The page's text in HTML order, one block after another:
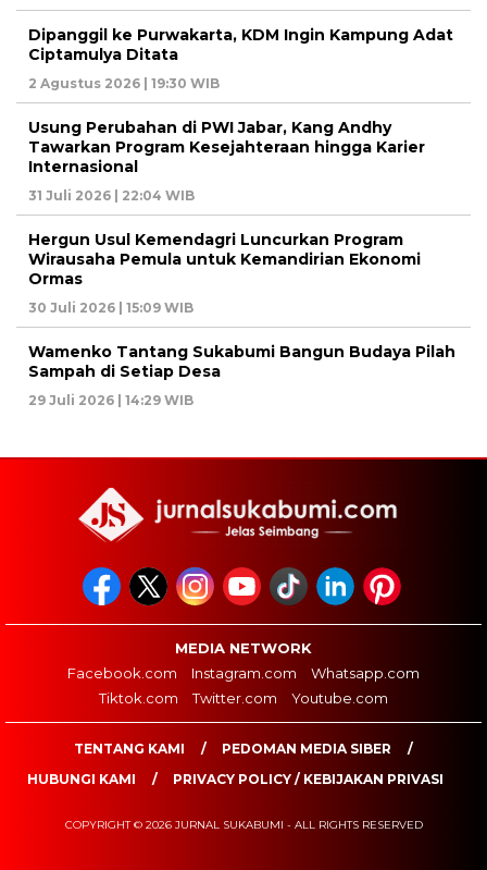
Dipanggil ke Purwakarta, KDM Ingin Kampung Adat
Ciptamulya Ditata
2 Agustus 2026 | 19:30 WIB
Usung Perubahan di PWI Jabar, Kang Andhy
Tawarkan Program Kesejahteraan hingga Karier
Internasional
31 Juli 2026 | 22:04 WIB
Hergun Usul Kemendagri Luncurkan Program
Wirausaha Pemula untuk Kemandirian Ekonomi
Ormas
30 Juli 2026 | 15:09 WIB
Wamenko Tantang Sukabumi Bangun Budaya Pilah
Sampah di Setiap Desa
29 Juli 2026 | 14:29 WIB
MEDIA NETWORK
Facebook.com
Instagram.com
Whatsapp.com
Tiktok.com
Twitter.com Youtube.com
TENTANG KAMI
PEDOMAN MEDIA SIBER
HUBUNGI KAMI
PRIVACY POLICY / KEBIJAKAN PRIVASI
COPYRIGHT © 2026 JURNAL SUKABUMI - ALL RIGHTS RESERVED